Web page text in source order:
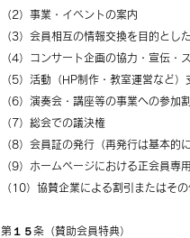
（2）事業・イベントの案内
（3）会員相互の情報交換を目的とし
（4）コンサート企画の協力・宣伝・
（5）活動（HP制作・教室運営など
（6）演奏会・講座等の事業への参加割
（7）総会での議決権
（8）会員証の発行（再発行は基本的
（9）ホームページにおける正会員専
（10）協賛企業による割引またはそ
第１５条（賛助会員特典）